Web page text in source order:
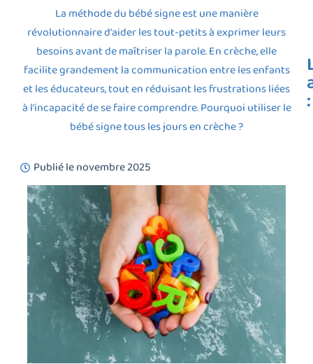
La méthode du bébé signe est une manière
révolutionnaire d'aider les tout-petits à exprimer leurs
besoins avant de maîtriser la parole. En crèche, elle
facilite grandement la communication entre les enfants
et les éducateurs, tout en réduisant les frustrations liées
à l’incapacité de se faire comprendre. Pourquoi utiliser le
bébé signe tous les jours en crèche ?
Publié lenovembre 2025
: